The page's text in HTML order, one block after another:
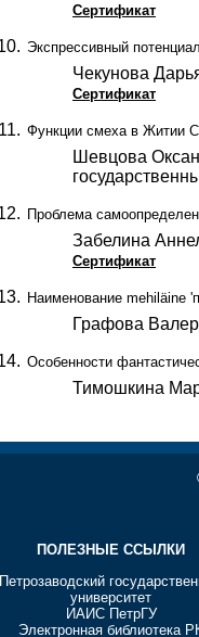
Сертификат
Экспрессивный
Чекунова
Сертификат
Функции смеха в Житии
Шевцова
Проблема
Забелина
Сертификат
Наименование mehiläine
Графова
Особенности
Тимошкина
ПОЛЕЗНЫЕ ССЫЛКИ
Петрозаводский
университет
ИАИС ПетрГУ
Электронная библиотека